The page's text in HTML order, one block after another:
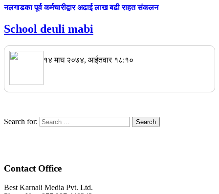
नलगाडका पूर्व कर्मचारीद्वार अढाई लाख बढी राहत संकलन
School deuli mabi
१४ माघ २०७४, आईतवार १८:१०
Search for:
Contact Office
Best Karnali Media Pvt. Ltd.